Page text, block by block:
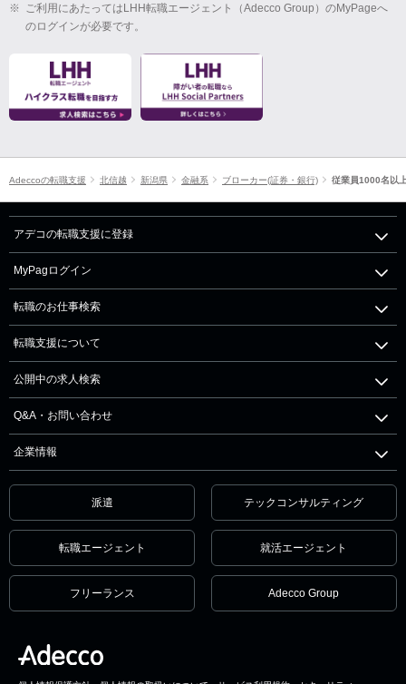
※ ご利用にあたってはLHH転職エージェント（Adecco Group）のMyPageへ
のログインが必要です。
Adeccoの転職支援 北信越 新潟県 金融系 ブローカー(証券・銀行) 従業員1000名以
アデコの転職支援に登録
MyPagログイン
転職のお仕事検索
転職支援について
公開中の求人検索
Q&A・お問い合わせ
企業情報
派遣 テックコンサルティング
転職エージェント 就活エージェント
フリーランス Adecco Group